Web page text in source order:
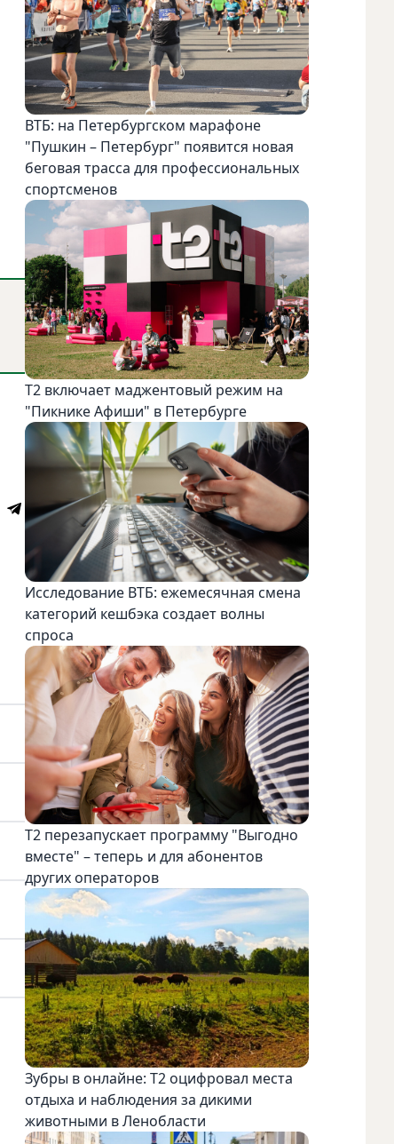
ВТБ: на Петербургском марафоне
"Пушкин – Петербург" появится новая
беговая трасса для профессиональных
спортсменов
Т2 включает маджентовый режим на
"Пикнике Афиши" в Петербурге
Исследование ВТБ: ежемесячная смена
категорий кешбэка создает волны
спроса
Т2 перезапускает программу "Выгодно
вместе" – теперь и для абонентов
других операторов
Зубры в онлайне: Т2 оцифровал места
отдыха и наблюдения за дикими
животными в Ленобласти